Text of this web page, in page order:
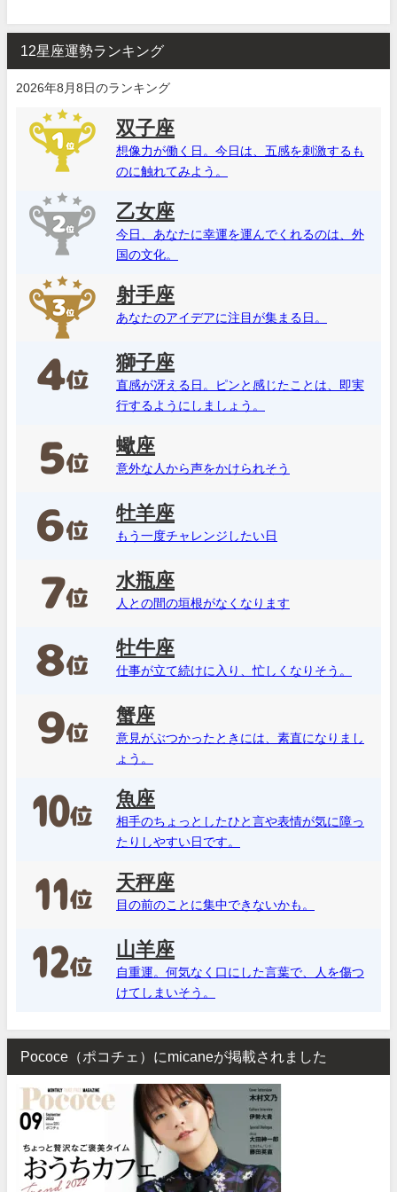
12星座運勢ランキング
2026年8月8日のランキング
双子座
想像力が働く日。今日は、五感を刺激するも
のに触れてみよう。
乙女座
今日、あなたに幸運を運んでくれるのは、外
国の文化。
射手座
あなたのアイデアに注目が集まる日。
獅子座
直感が冴える日。ピンと感じたことは、即実
行するようにしましょう。
蠍座
意外な人から声をかけられそう
牡羊座
もう一度チャレンジしたい日
水瓶座
人との間の垣根がなくなります
牡牛座
仕事が立て続けに入り、忙しくなりそう。
蟹座
意見がぶつかったときには、素直になりまし
ょう。
魚座
相手のちょっとしたひと言や表情が気に障っ
たりしやすい日です。
天秤座
目の前のことに集中できないかも。
山羊座
自重運。何気なく口にした言葉で、人を傷つ
けてしまいそう。
Pococe（ポコチェ）にmicaneが掲載されました